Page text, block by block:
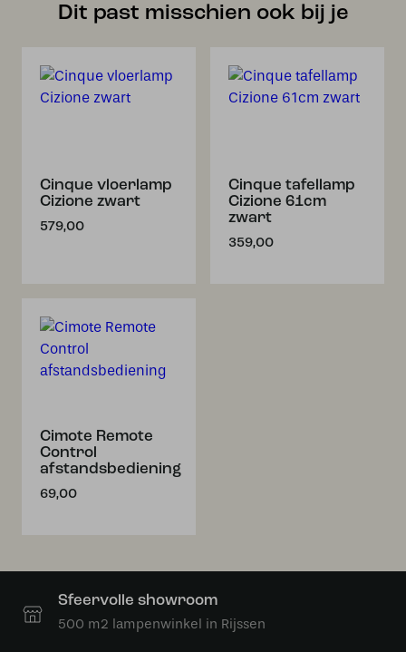
Dit past misschien ook bij je
Cinque vloerlamp
Cizione zwart
579,00
Cinque tafellamp
Cizione 61cm
zwart
359,00
Cimote Remote
Control
afstandsbediening
69,00
Sfeervolle showroom
500 m2 lampenwinkel in Rijssen